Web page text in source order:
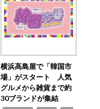
横浜高島屋で「韓国市
場」がスタート 人気
グルメから雑貨まで約
30ブランドが集結